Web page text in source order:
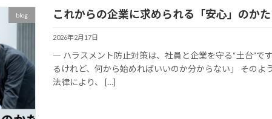
blog これからの企業に求められる「安心」のか
2026年2月17日
― ハラスメント防止対策は、社員と企業を守る“土台”
るけれど、何から始めればいいのか分からない」 その
法律により、 […]